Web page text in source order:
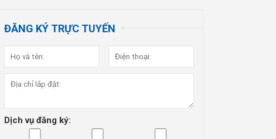
ĐĂNG KÝ TRỰC TUYẾN
Dịch vụ đăng ký: